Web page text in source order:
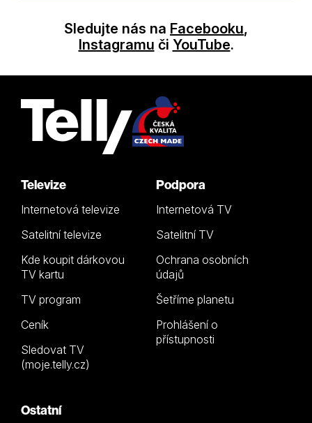
Sledujte nás na Facebooku,
Instagramu či YouTube.
Televize
Internetová televize
Satelitní televize
Kde koupit dárkovou
TV kartu
TV program
Ceník
Sledovat TV
(moje.telly.cz)
Podpora
Internetová TV
Satelitní TV
Ochrana osobních
údajů
Šetříme planetu
Prohlášení o
přístupnosti
Ostatní